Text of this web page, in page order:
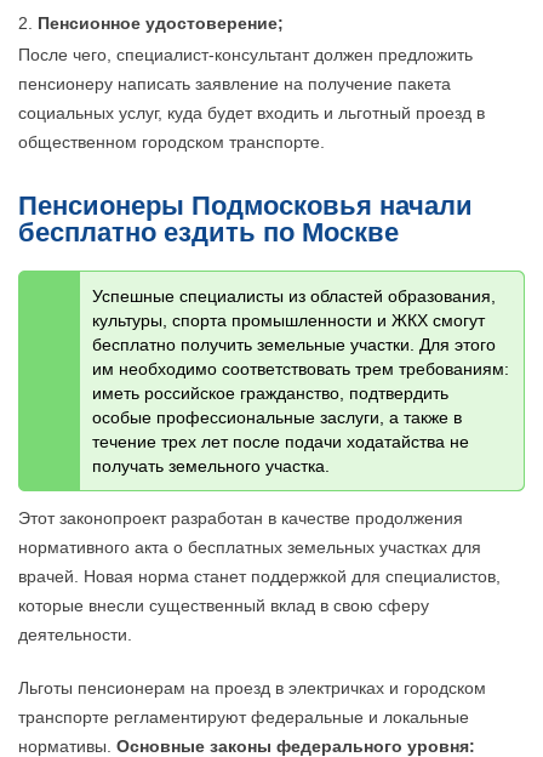
Пенсионное удостоверение;
После чего, специалист-консультант должен предложить
пенсионеру написать заявление на получение пакета
социальных услуг, куда будет входить и льготный проезд в
общественном городском транспорте.
Пенсионеры Подмосковья начали
бесплатно ездить по Москве
Успешные специалисты из областей образования,
культуры, спорта промышленности и ЖКХ смогут
бесплатно получить земельные участки. Для этого
им необходимо соответствовать трем требованиям:
иметь российское гражданство, подтвердить
особые профессиональные заслуги, а также в
течение трех лет после подачи ходатайства не
получать земельного участка.
Этот законопроект разработан в качестве продолжения
нормативного акта о бесплатных земельных участках для
врачей. Новая норма станет поддержкой для специалистов,
которые внесли существенный вклад в свою сферу
деятельности.
Льготы пенсионерам на проезд в электричках и городском
транспорте регламентируют федеральные и локальные
нормативы. Основные законы федерального уровня: